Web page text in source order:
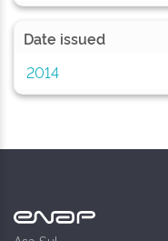
Date issued
2014